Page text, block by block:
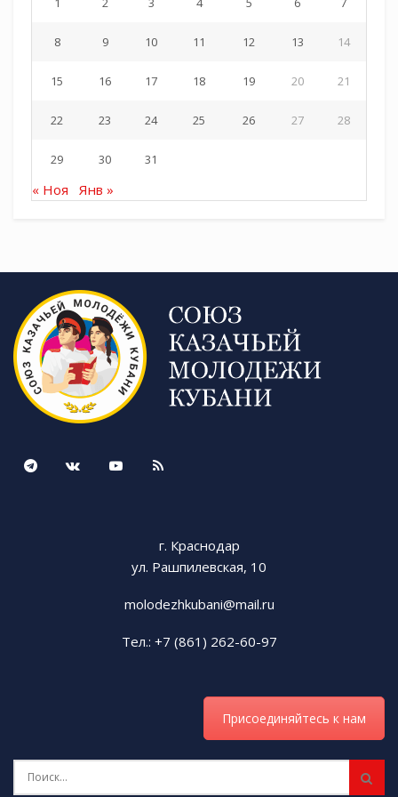
8 9 10 11 12 13 14
15 16 17 18 19 20 21
22 23 24 25 26 27 28
29 30 31
« Ноя Янв »
г. Краснодар
ул. Рашпилевская, 10
molodezhkubani@mail.ru
Тел.: +7 (861) 262-60-97
Присоединяйтесь к нам